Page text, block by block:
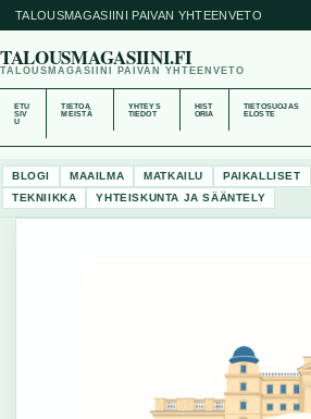
TALOUSMAGASIINI PAIVAN YHTEENVETO
TALOUSMAGASIINI.FI
TALOUSMAGASIINI PAIVAN YHTEENVETO
ETU
SIV
U
TIETOA
MEISTÄ
YHTEYS
TIEDOT
HIST
ORIA
TIETOSUOJAS
ELOSTE
BLOGI MAAILMA MATKAILU PAIKALLISET
TEKNIIKKA
YHTEISKUNTA JA SÄÄNTELY